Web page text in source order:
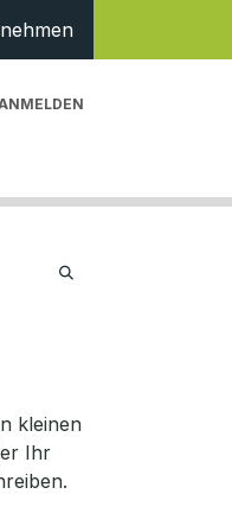
kleinen
Ihr